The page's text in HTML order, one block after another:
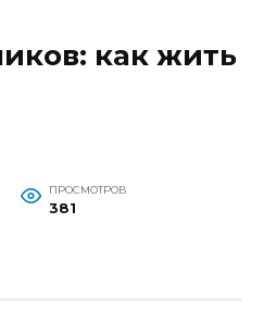
как жить
ПРОСМОТРОВ
381